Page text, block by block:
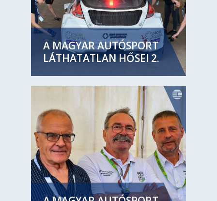
A MAGYAR AUTÓSPORT
LÁTHATATLAN HŐSEI 2.